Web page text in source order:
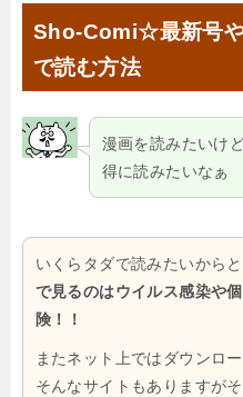
Sho-Comi☆最新号
で読む方法
漫画を読みたいけ
得に読みたいなぁ
いくらタダで読みたいから
で見るのはウイルス感染や
険！！
またネット上ではダウンロ
そんなサイトもありますが